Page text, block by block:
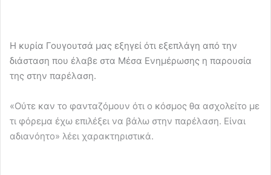
Η κυρία Γουγουτσά μας εξηγεί ότι εξεπλάγη από την
διάσταση που έλαβε στα Μέσα Ενημέρωσης η παρουσία
της στην παρέλαση.
«Ούτε καν το φανταζόμουν ότι ο κόσμος θα ασχολείτο με
τι φόρεμα έχω επιλέξει να βάλω στην παρέλαση. Είναι
αδιανόητο» λέει χαρακτηριστικά.